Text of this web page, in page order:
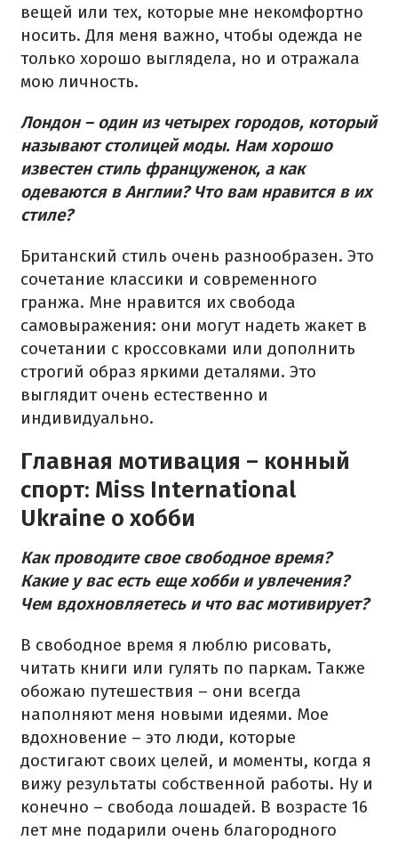
вещей или тех, которые мне некомфортно
носить. Для меня важно, чтобы одежда не
только хорошо выглядела, но и отражала
мою личность.
Лондон – один из четырех городов, который
называют столицей моды. Нам хорошо
известен стиль француженок, а как
одеваются в Англии? Что вам нравится в их
стиле?
Британский стиль очень разнообразен. Это
сочетание классики и современного
гранжа. Мне нравится их свобода
самовыражения: они могут надеть жакет в
сочетании с кроссовками или дополнить
строгий образ яркими деталями. Это
выглядит очень естественно и
индивидуально.
Главная мотивация – конный
спорт: Miѕѕ International
Ukraine о хобби
Как проводите свое свободное время?
Какие у вас есть еще хобби и увлечения?
Чем вдохновляетесь и что вас мотивирует?
В свободное время я люблю рисовать,
читать книги или гулять по паркам. Также
обожаю путешествия – они всегда
наполняют меня новыми идеями. Мое
вдохновение – это люди, которые
достигают своих целей, и моменты, когда я
вижу результаты собственной работы. Ну и
конечно – свобода лошадей. В возрасте 16
лет мне подарили очень благородного